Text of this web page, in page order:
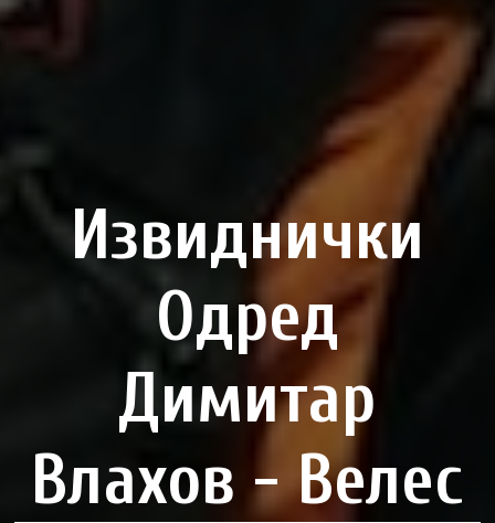
Извиднички
Одред
Димитар
Влахов - Велес